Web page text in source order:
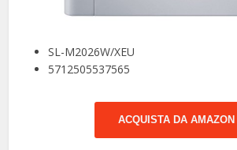
SL-M2026W/XEU
5712505537565
ACQUISTA DA AMAZON